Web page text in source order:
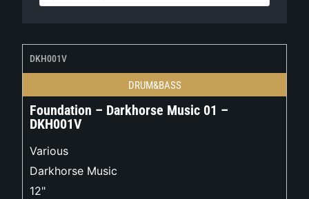
DKH001V
DRUM&BASS
Foundation – Darkhorse Music 01 –
DKH001V
Various
Darkhorse Music
12"